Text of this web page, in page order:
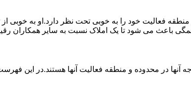
منطقه فعالیت خود را به خوبی تحت نظر دارد.او به
باعث می شود تا یک املاک نسبت به سایر همکاران
در محدوده و منطقه فعالیت آنها هستند.در این